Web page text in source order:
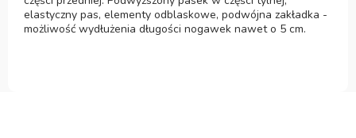
elastyczny pas, elementy odblaskowe, podwójna zakładka -
możliwość wydłużenia długości nogawek nawet o 5 cm.